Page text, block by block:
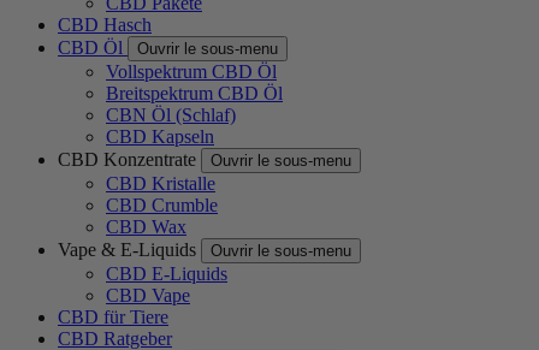
CBD Hasch
CBD Öl
Ouvrir le sous-menu
Vollspektrum CBD Öl
Breitspektrum CBD Öl
CBN Öl (Schlaf)
CBD Kapseln
CBD Konzentrate
Ouvrir le sous-menu
CBD Kristalle
CBD Crumble
CBD Wax
Vape & E-Liquids
Ouvrir le sous-menu
CBD E-Liquids
CBD Vape
CBD für Tiere
CBD Ratgeber